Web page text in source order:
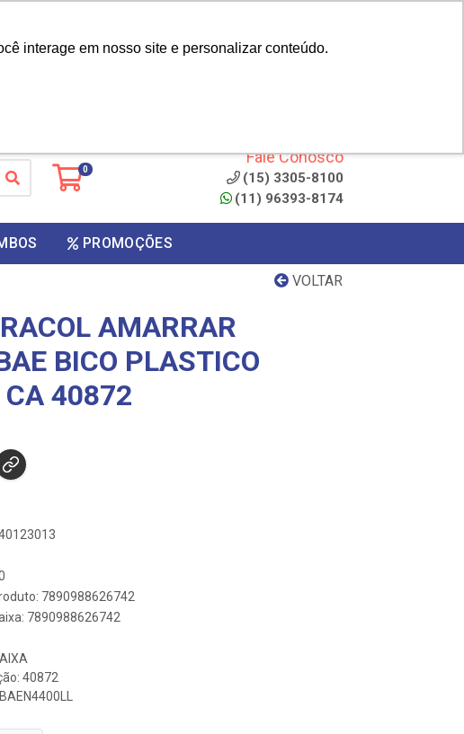
interage em nosso site e personalizar conteúdo.
0
Fale Conosco
(15) 3305-8100
(11) 96393-8174
PROMOÇÕES
VOLTAR
AMARRAR
BICO PLASTICO
40872
7890988626742
7890988626742
40872